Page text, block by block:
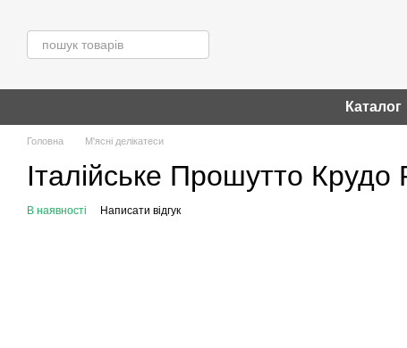
Каталог
Головна М'ясні делікатеси
Італійське Прошутто
В наявності Написати відгук